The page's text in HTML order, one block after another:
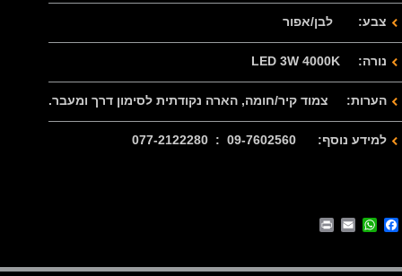
צבע: לבן/אפור
נורה: LED 3W 4000K
הערות: צמוד קיר/חומה, הארה נקודתית לסימון דרך ומעבר.
למידע נוסף: 09-7602560 : 077-2122280
Facebook
WhatsApp
Email